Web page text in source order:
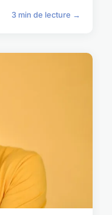
3 min de lecture →